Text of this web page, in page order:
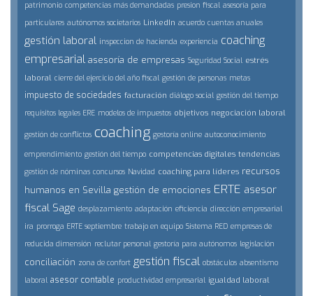
patrimonio competencias más demandadas presion fiscal asesoría para
particulares autónomos societarios LinkedIn acuerdo cuentas anuales
gestión laboral inspeccion de hacienda experiencia coaching
empresarial asesoría de empresas Seguridad Social estrés
laboral cierre del ejercicio del año fiscal gestión de personas metas
impuesto de sociedades facturación diálogo social gestión del tiempo
requisitos legales ERE modelos de impuestos objetivos negociación laboral
gestión de conflictos coaching gestoría online autoconocimiento
emprendimiento gestión del tiempo competencias digitales tendencias
gestión de nóminas concursos Navidad coaching para líderes recursos
humanos en Sevilla gestión de emociones ERTE asesor
fiscal Sage desplazamiento adaptación eficiencia dirección empresarial
ira prorroga ERTE septiembre trabajo en equipo Sistema RED empresas de
reducida dimensión reclutar personal gestoría para autónomos legislación
conciliación zona de confort gestión fiscal obstáculos absentismo
laboral asesor contable productividad empresarial igualdad laboral